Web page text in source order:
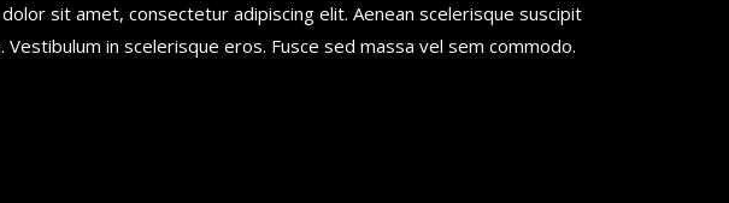
sit amet, consectetur adipiscing elit. Aenean scelerisque suscipit
Vestibulum in scelerisque eros. Fusce sed massa vel sem commodo.